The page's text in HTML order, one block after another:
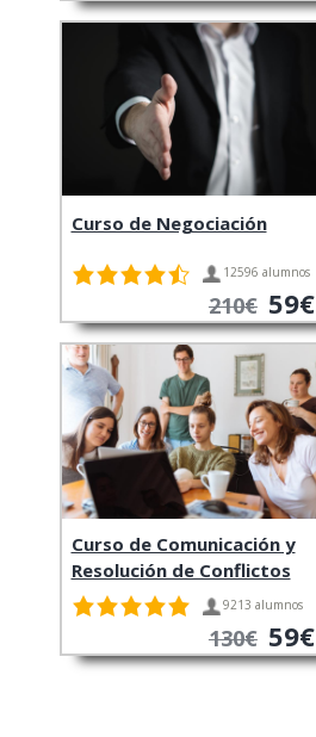
Curso de Negociación
12596 alumnos
210€ 59€
Curso de Comunicación y
Resolución de Conflictos
9213 alumnos
130€ 59€